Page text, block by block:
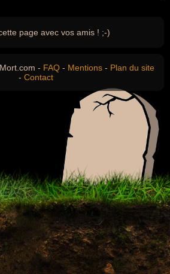
page avec vos amis ! ;-)
- FAQ - Mentions - Plan du site
- Contact